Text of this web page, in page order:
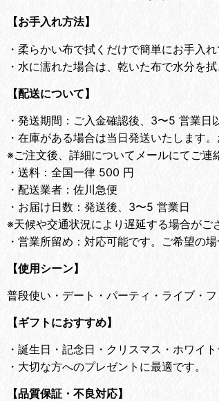
【お手入れ方法】
・ 柔らかい布で拭くだけで簡単にお手入れ
・ 水に濡れた場合は、乾いた布で水分を拭
【配送について】
・ 発送期間：ご入金確認後、3〜5 営業日
・ 在庫がある場合は当日発送いたします
※ご注文後、詳細についてメールにてご連
・ 送料：全国一律 500 円
・ 配送業者：佐川急便
・ お届け日数：発送後、3〜5 営業日
※天候や交通状況により遅延する場合がご
・ 営業所留め：対応可能です。ご希望の場
【使用シーン】
普段使い・デート・パーティ・ライブ・
【ギフトにおすすめ】
・ 誕生日・記念日・クリスマス・ホワイト
・ 大切な方へのプレゼントに最適です。
【品質保証・不良対応】